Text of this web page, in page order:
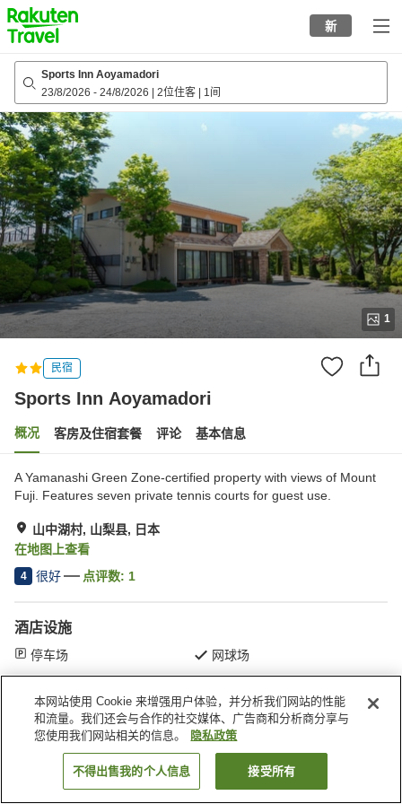
to
top
page
新
Sports Inn Aoyamadori
23/8/2026 - 24/8/2026 2位住客 1间
1
民宿
Sports Inn Aoyamadori
概况 客房及住宿套餐 评论 基本信息
A Yamanashi Green Zone-certified property with views of Mount
Fuji. Features seven private tennis courts for guest use.
山中湖村, 山梨县, 日本
在地图上查看
4 很好 点评数: 1
酒店设施
停车场 网球场
首页 日本 山梨县 山中湖村 Sports Inn Aoyamadori
搜索客房
本网站使用 Cookie 来增强用户体验，并分析我们网站的性能
和流量。我们还会与合作的社交媒体、广告商和分析商分享与
您使用我们网站相关的信息。
隐私政策
不得出售我的个人信息 接受所有